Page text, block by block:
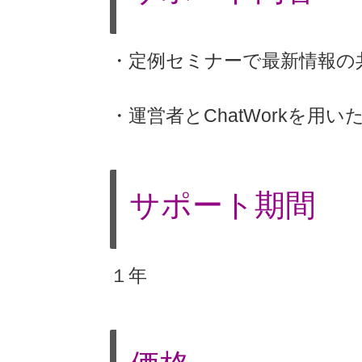
・定例セミナーで最新情報の
・運営者とChatWorkを用い
サポート期間
１年